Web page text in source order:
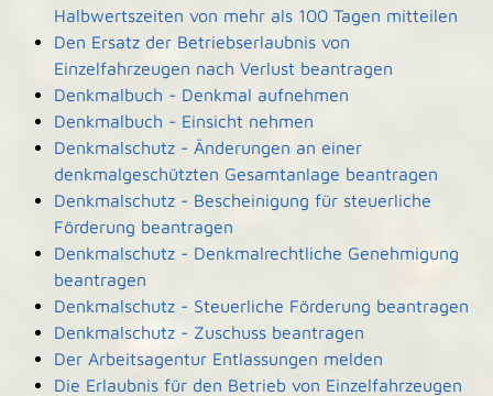
Halbwertszeiten von mehr als 100 Tagen mitteilen
Den Ersatz der Betriebserlaubnis von
Einzelfahrzeugen nach Verlust beantragen
Denkmalbuch - Denkmal aufnehmen
Denkmalbuch - Einsicht nehmen
Denkmalschutz - Änderungen an einer
denkmalgeschützten Gesamtanlage beantragen
Denkmalschutz - Bescheinigung für steuerliche
Förderung beantragen
Denkmalschutz - Denkmalrechtliche Genehmigung
beantragen
Denkmalschutz - Steuerliche Förderung beantragen
Denkmalschutz - Zuschuss beantragen
Der Arbeitsagentur Entlassungen melden
Die Erlaubnis für den Betrieb von Einzelfahrzeugen